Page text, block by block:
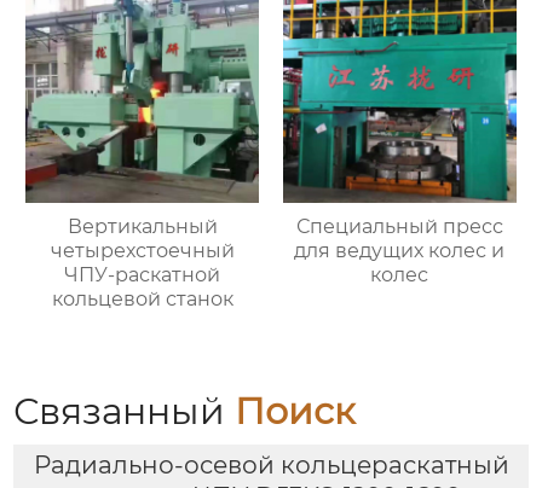
Вертикальный
четырехстоечный
ЧПУ-раскатной
кольцевой станок
Специальный пресс
для ведущих колес и
колес
Связанный Поиск
Радиально-осевой кольцераскатный